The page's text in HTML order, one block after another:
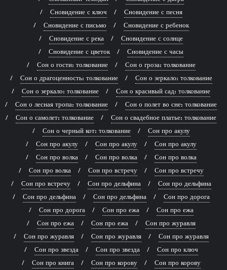
Сновидение с ключ
Сновидение с песня
Сновидение с письмо
Сновидение с ребенок
Сновидение с река
Сновидение с солнце
Сновидение с цветок
Сновидение с часы
Сон о гости: толкование
Сон о гроза: толкование
Сон о драгоценность: толкование
Сон о зеркало: толкование
Сон о зеркало: толкование
Сон о красивый сад: толкование
Сон о лесная тропа: толкование
Сон о полет во сне: толкование
Сон о самолет: толкование
Сон о свадебное платье: толкование
Сон о черный кот: толкование
Сон про акулу
Сон про акулу
Сон про акулу
Сон про акулу
Сон про волка
Сон про волка
Сон про волка
Сон про волка
Сон про встречу
Сон про встречу
Сон про встречу
Сон про дельфина
Сон про дельфина
Сон про дельфина
Сон про дельфина
Сон про дорога
Сон про дорога
Сон про ежа
Сон про ежа
Сон про ежа
Сон про ежа
Сон про журавля
Сон про журавля
Сон про журавля
Сон про журавля
Сон про звезда
Сон про звезда
Сон про ключ
Сон про книга
Сон про корову
Сон про корову